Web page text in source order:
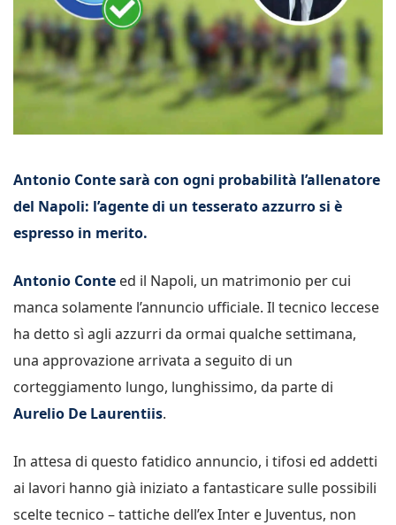
Antonio Conte sarà con ogni probabilità l’allenatore
del Napoli: l’agente di un tesserato azzurro si è
espresso in merito.
Antonio Conte ed il Napoli, un matrimonio per cui
manca solamente l’annuncio ufficiale. Il tecnico leccese
ha detto sì agli azzurri da ormai qualche settimana,
una approvazione arrivata a seguito di un
corteggiamento lungo, lunghissimo, da parte di
Aurelio De Laurentiis.
In attesa di questo fatidico annuncio, i tifosi ed addetti
ai lavori hanno già iniziato a fantasticare sulle possibili
scelte tecnico – tattiche dell’ex Inter e Juventus, non